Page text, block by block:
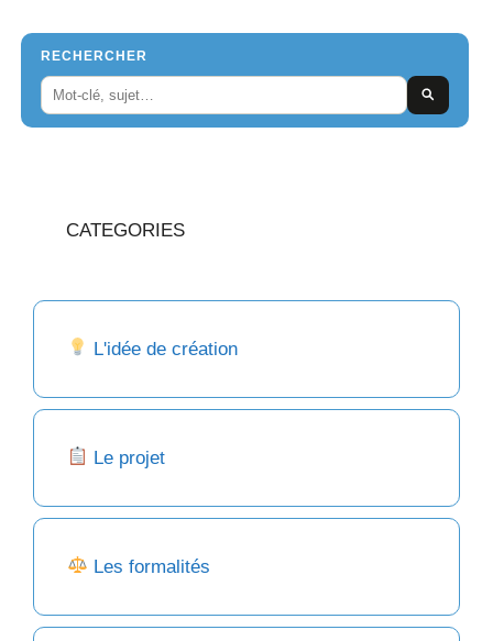
RECHERCHER
CATEGORIES
L'idée de création
Le projet
Les formalités